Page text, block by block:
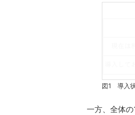
図1 導入
一方、全体の